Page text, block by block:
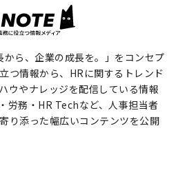
ら、企業の成長を。」をコンセプ
つ情報から、HRに関するトレンド
ウやナレッジを配信している情報
労務・HR Techなど、人事担当者
り添った幅広いコンテンツを公開